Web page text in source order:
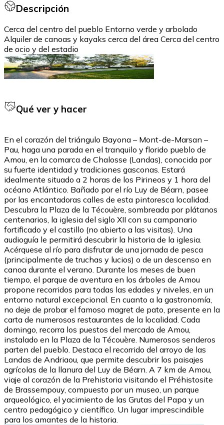
Descripción
Cerca del centro del pueblo Entorno verde y arbolado
Alquiler de canoas y kayaks cerca del área Cerca del centro
de ocio y del estadio
Qué ver y hacer
En el corazón del triángulo Bayona – Mont-de-Marsan –
Pau, haga una parada en el tranquilo y florido pueblo de
Amou, en la comarca de Chalosse (Landas), conocida por
su fuerte identidad y tradiciones gasconas. Estará
idealmente situado a 2 horas de los Pirineos y 1 hora del
océano Atlántico. Bañado por el río Luy de Béarn, pasee
por las encantadoras calles de esta pintoresca localidad.
Descubra la Plaza de la Técouère, sombreada por plátanos
centenarios, la iglesia del siglo XII con su campanario
fortificado y el castillo (no abierto a las visitas). Una
audioguía le permitirá descubrir la historia de la iglesia.
Acérquese al río para disfrutar de una jornada de pesca
(principalmente de truchas y lucios) o de un descenso en
canoa durante el verano. Durante los meses de buen
tiempo, el parque de aventura en los árboles de Amou
propone recorridos para todas las edades y niveles, en un
entorno natural excepcional. En cuanto a la gastronomía,
no deje de probar el famoso magret de pato, presente en la
carta de numerosos restaurantes de la localidad. Cada
domingo, recorra los puestos del mercado de Amou,
instalado en la Plaza de la Técouère. Numerosos senderos
parten del pueblo. Destaca el recorrido del arroyo de las
Landas de Andriaou, que permite descubrir los paisajes
agrícolas de la llanura del Luy de Béarn. A 7 km de Amou,
viaje al corazón de la Prehistoria visitando el Préhistosite
de Brassempouy, compuesto por un museo, un parque
arqueológico, el yacimiento de las Grutas del Papa y un
centro pedagógico y científico. Un lugar imprescindible
para los amantes de la historia.